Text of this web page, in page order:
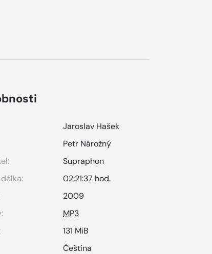
Jaroslav Hašek
Petr Nárožný
Supraphon
02:21:37 hod.
2009
MP3
131 MiB
Čeština